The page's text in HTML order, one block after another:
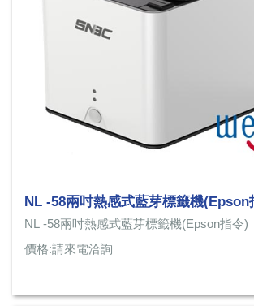
NL -58兩吋熱感式藍芽標籤機(Epson
NL -58兩吋熱感式藍芽標籤機(Epson指令)
價格:請來電洽詢